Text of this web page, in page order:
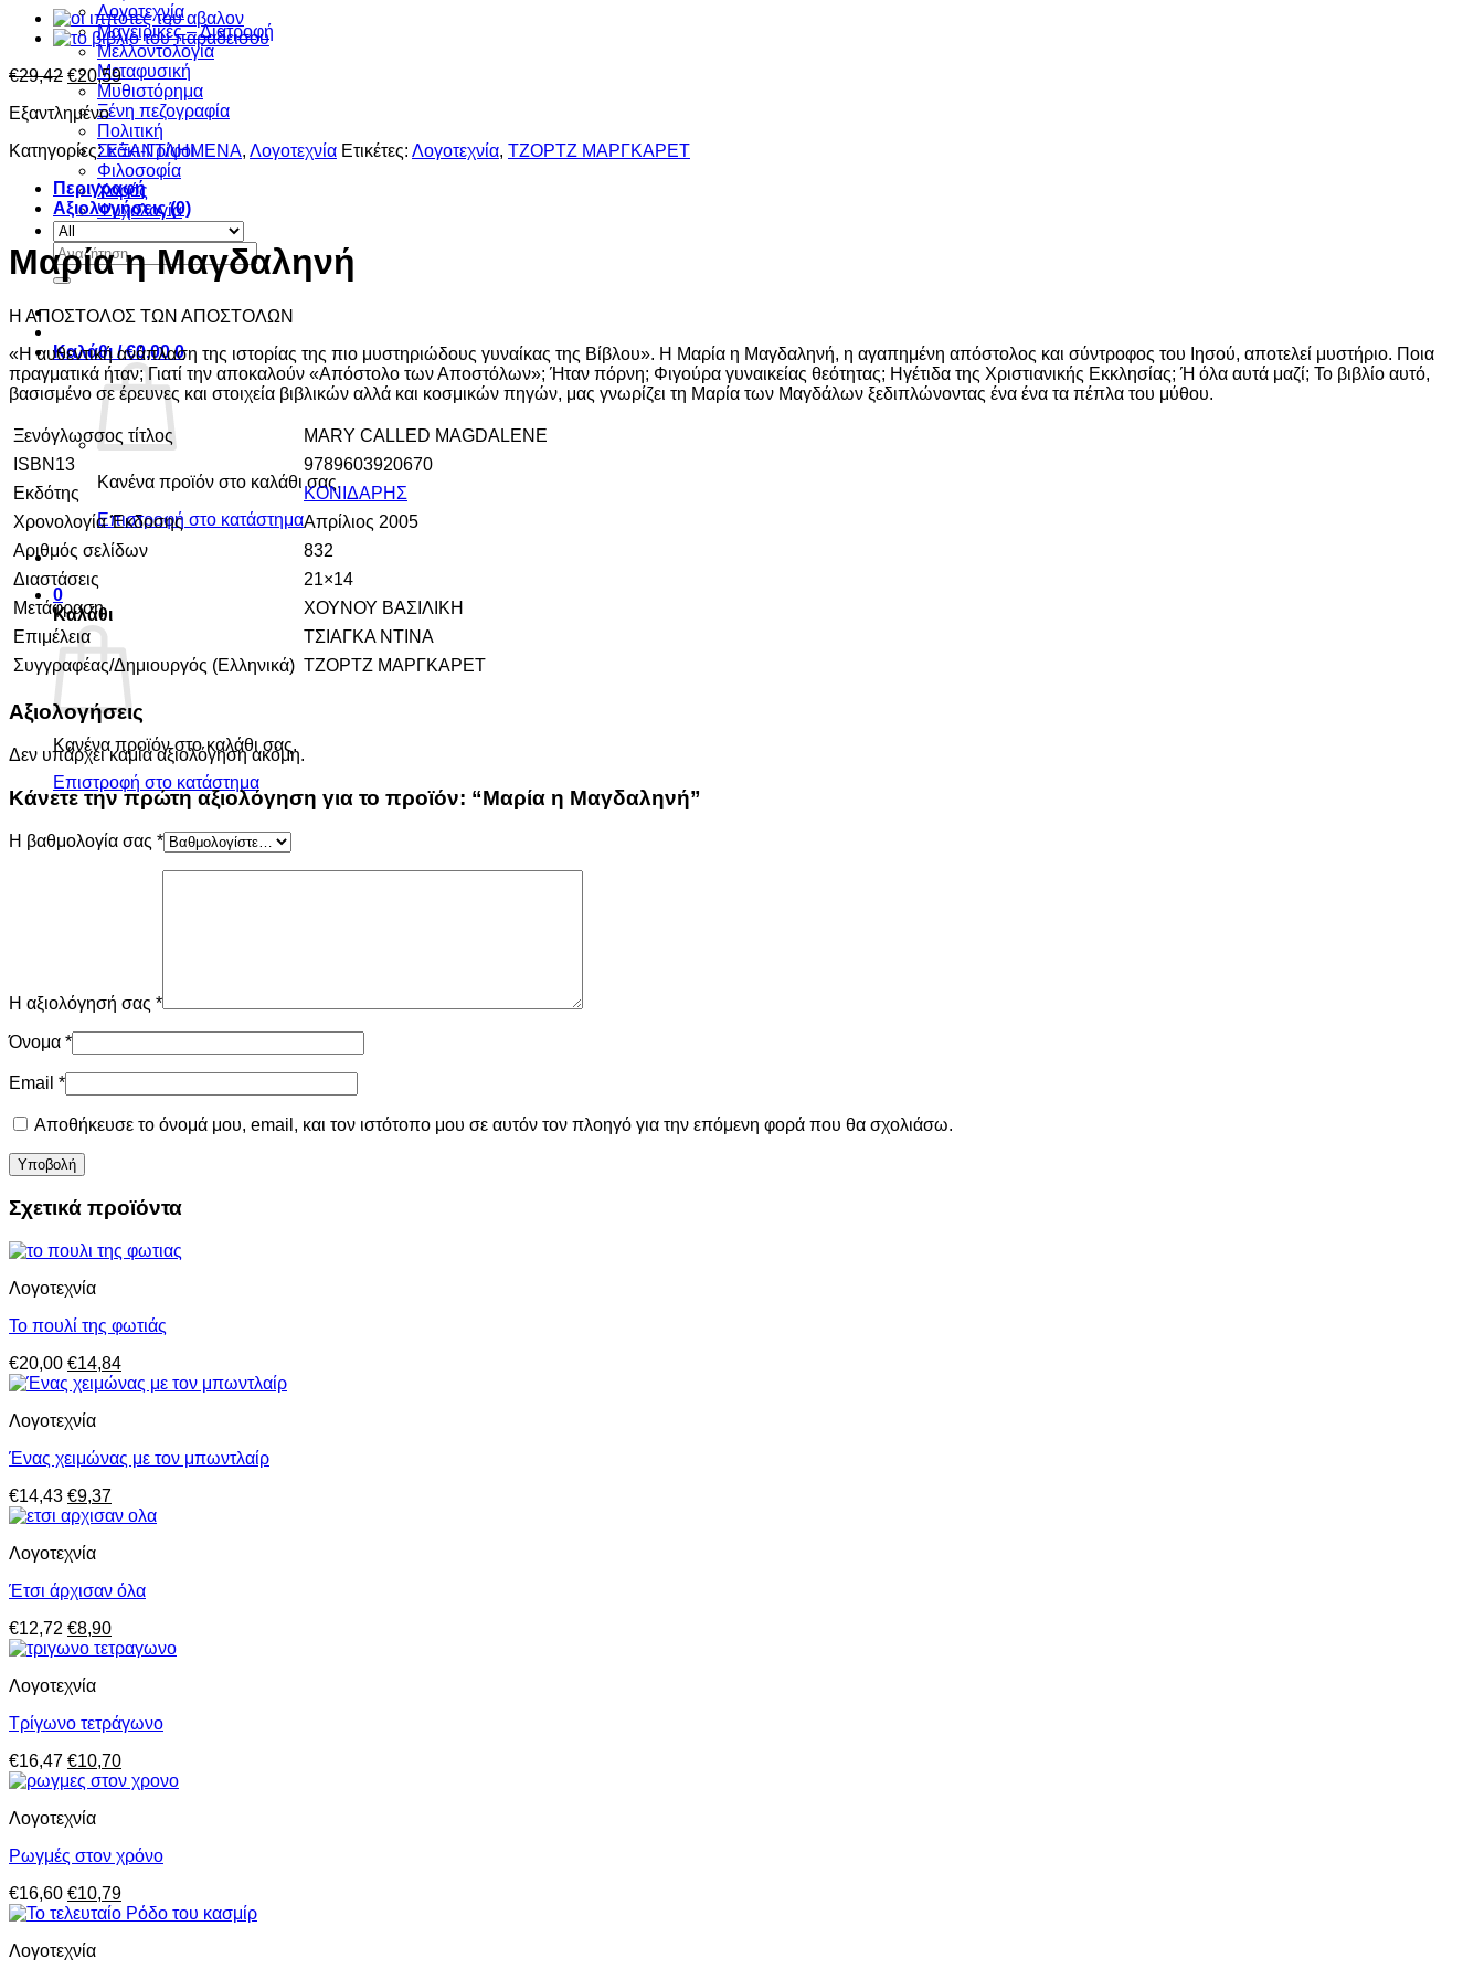
Λογοτεχνία
Μαγειρικές – Διατροφή
Μελλοντολογία
Μεταφυσική
Μυθιστόρημα
Ξένη πεζογραφία
Πολιτική
Σκάκι-Γρίφοι
Φιλοσοφία
Χορός
Ψυχολογία
Αναζήτηση
για:
Καλάθι /€0,00 0
Κανένα προϊόν στο καλάθι σας.
Επιστροφή στο κατάστημα
0
Καλάθι
Κανένα προϊόν στο καλάθι σας.
Επιστροφή στο κατάστημα
€29,42 Original
price
was:
€29,42.
€20,59Η
τρέχουσα
τιμή
είναι:
€20,59.
Εξαντλημένο
Κατηγορίες:ΕΞΑΝΤΛΗΜΕΝΑ, Λογοτεχνία Ετικέτες: Λογοτεχνία, ΤΖΟΡΤΖ ΜΑΡΓΚΑΡΕΤ
Περιγραφή
Αξιολογήσεις (0)
Μαρία η Μαγδαληνή
Η ΑΠΟΣΤΟΛΟΣ ΤΩΝ ΑΠΟΣΤΟΛΩΝ
«Η αυθεντική ανάπλαση της ιστορίας της πιο μυστηριώδους γυναίκας της Βίβλου». Η Μαρία η Μαγδαληνή, η αγαπημένη απόστολος και σύντροφος του Ιησού, αποτελεί μυστήριο. Ποια
πραγματικά ήταν; Γιατί την αποκαλούν «Απόστολο των Αποστόλων»; Ήταν πόρνη; Φιγούρα γυναικείας θεότητας; Ηγέτιδα της Χριστιανικής Εκκλησίας; Ή όλα αυτά μαζί; Το βιβλίο αυτό,
βασισμένο σε έρευνες και στοιχεία βιβλικών αλλά και κοσμικών πηγών, μας γνωρίζει τη Μαρία των Μαγδάλων ξεδιπλώνοντας ένα ένα τα πέπλα του μύθου.
Ξενόγλωσσος τίτλος
MARY CALLED MAGDALENE
ISBN13
9789603920670
Εκδότης
ΚΟΝΙΔΑΡΗΣ
Χρονολογία Έκδοσης
Απρίλιος 2005
Αριθμός σελίδων
832
Διαστάσεις
21×14
Μετάφραση
ΧΟΥΝΟΥ ΒΑΣΙΛΙΚΗ
Επιμέλεια
ΤΣΙΑΓΚΑ ΝΤΙΝΑ
Συγγραφέας/Δημιουργός (Ελληνικά) ΤΖΟΡΤΖ ΜΑΡΓΚΑΡΕΤ
Αξιολογήσεις
Δεν υπάρχει καμία αξιολόγηση ακόμη.
Κάνετε την πρώτη αξιολόγηση για το προϊόν: “Μαρία η Μαγδαληνή”
Η βαθμολογία σας *
Η αξιολόγησή σας *
Όνομα *
Email *
Αποθήκευσε το όνομά μου, email, και τον ιστότοπο μου σε αυτόν τον πλοηγό για την επόμενη φορά που θα σχολιάσω.
Σχετικά προϊόντα
Λογοτεχνία
Το πουλί της φωτιάς
€20,00 Original
price
€20,00.
€14,84Η
τρέχουσα
Λογοτεχνία
Ένας χειμώνας με τον μπωντλαίρ
€14,43 Original
price
€14,43.
€9,37Η
τρέχουσα
Λογοτεχνία
Έτσι άρχισαν όλα
€12,72 Original
price
€12,72.
€8,90Η
τρέχουσα
Λογοτεχνία
Τρίγωνο τετράγωνο
€16,47 Original
price
€16,47.
€10,70Η
τρέχουσα
Λογοτεχνία
Ρωγμές στον χρόνο
€16,60 Original
price
€16,60.
€10,79Η
τρέχουσα
Λογοτεχνία